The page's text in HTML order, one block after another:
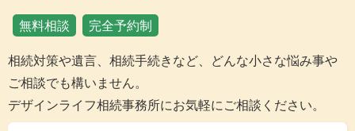
無料相談 完全予約制
相続対策や遺言、相続手続きなど、どんな小さな悩み事や
ご相談でも構いません。
デザインライフ相続事務所にお気軽にご相談ください。